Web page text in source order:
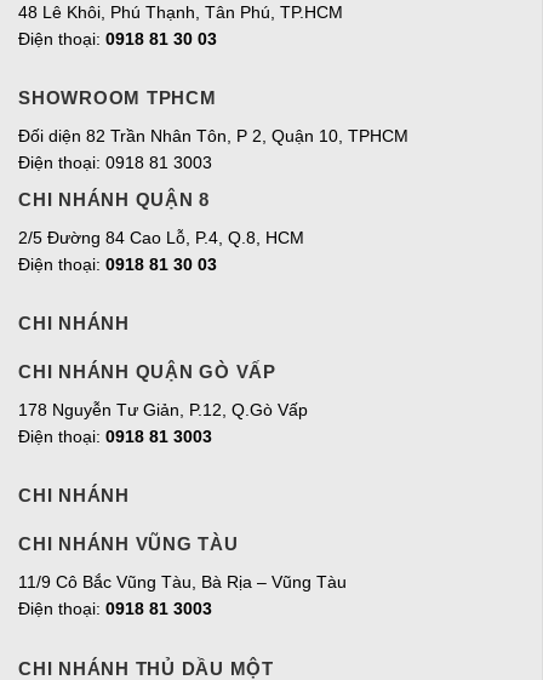
48 Lê Khôi, Phú Thạnh, Tân Phú, TP.HCM
Điện thoại: 0918 81 30 03
SHOWROOM TPHCM
Đối diện 82 Trần Nhân Tôn, P 2, Quận 10, TPHCM
Điện thoại: 0918 81 3003
CHI NHÁNH QUẬN 8
2/5 Đường 84 Cao Lỗ, P.4, Q.8, HCM
Điện thoại: 0918 81 30 03
CHI NHÁNH
CHI NHÁNH QUẬN GÒ VẤP
178 Nguyễn Tư Giản, P.12, Q.Gò Vấp
Điện thoại: 0918 81 3003
CHI NHÁNH
CHI NHÁNH VŨNG TÀU
11/9 Cô Bắc Vũng Tàu, Bà Rịa – Vũng Tàu
Điện thoại: 0918 81 3003
CHI NHÁNH THỦ DẦU MỘT